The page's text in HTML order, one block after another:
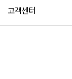
고객센터